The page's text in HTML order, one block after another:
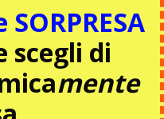
scegli di
mente